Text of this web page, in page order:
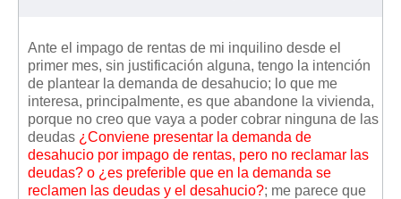
Legislación sobre Arrendamientos Urbanos
Legislación sobre la Comunidad de Propietarios
Legislación sobre Adquisición de Vivienda en Propiedad
Legislación de interés práctico
Diccionario
Ante el impago de rentas de mi inquilino desde el
primer mes, sin justificación alguna, tengo la intención
de plantear la demanda de desahucio; lo que me
interesa, principalmente, es que abandone la vivienda,
porque no creo que vaya a poder cobrar ninguna de las
deudas ¿Conviene presentar la demanda de
desahucio por impago de rentas, pero no reclamar las
deudas? o ¿es preferible que en la demanda se
reclamen las deudas y el desahucio?; me parece que